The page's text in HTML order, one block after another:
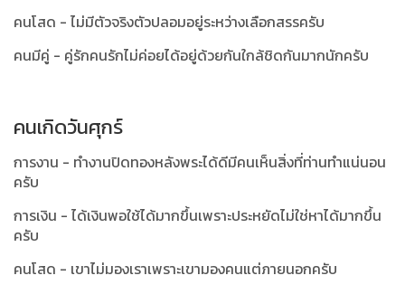
คนโสด - ไม่มีตัวจริงตัวปลอมอยู่ระหว่างเลือกสรรครับ
คนมีคู่ - คู่รักคนรักไม่ค่อยได้อยู่ด้วยกันใกล้ชิดกันมากนักครับ
คนเกิดวันศุกร์
การงาน - ทำงานปิดทองหลังพระได้ดีมีคนเห็นสิ่งที่ท่านทำแน่นอน
ครับ
การเงิน - ได้เงินพอใช้ได้มากขึ้นเพราะประหยัดไม่ใช่หาได้มากขึ้น
ครับ
คนโสด - เขาไม่มองเราเพราะเขามองคนแต่ภายนอกครับ